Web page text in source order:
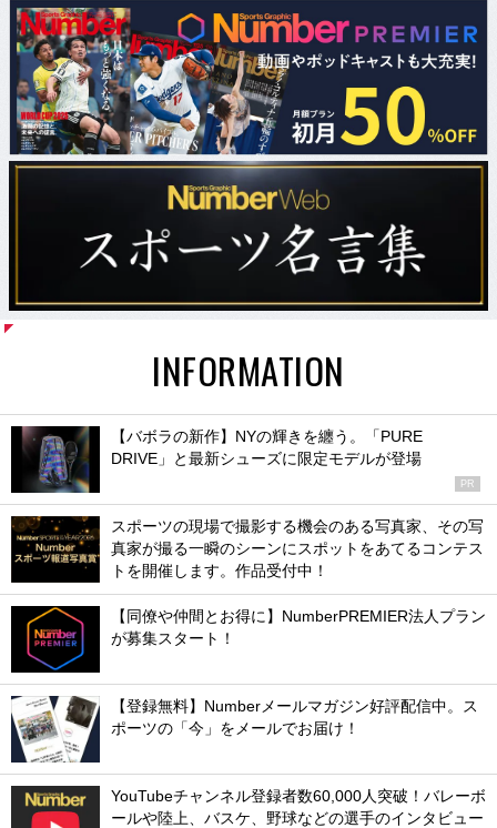
INFORMATION
【バボラの新作】NYの輝きを纏う。「PURE
DRIVE」と最新シューズに限定モデルが登場
PR
スポーツの現場で撮影する機会のある写真家、その写
真家が撮る一瞬のシーンにスポットをあてるコンテス
トを開催します。作品受付中！
【同僚や仲間とお得に】NumberPREMIER法人プラン
が募集スタート！
【登録無料】Numberメールマガジン好評配信中。ス
ポーツの「今」をメールでお届け！
YouTubeチャンネル登録者数60,000人突破！バレーボ
ールや陸上、バスケ、野球などの選手のインタビュー